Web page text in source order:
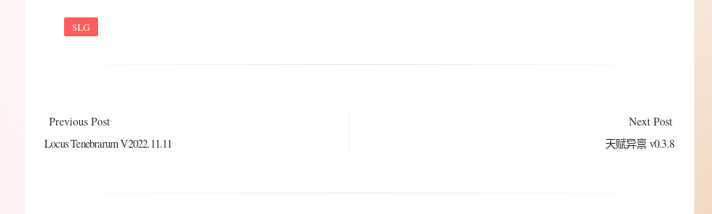
SLG
Previous Post
Locus Tenebrarum V2022.11.11
Next Post
天赋异禀 v0.3.8